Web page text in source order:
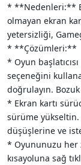
* **Nedenleri:**
olmayan ekran
yetersizliği,
* **Çözümleri:**
* Oyun
seçeneğini
doğrulayın.
* Ekran kartı
sürüme
düşüşlerine ve
* Oyununuzu her
kısayoluna sağ